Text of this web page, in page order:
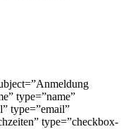
type=”name”
type=”email”
type=”checkbox-